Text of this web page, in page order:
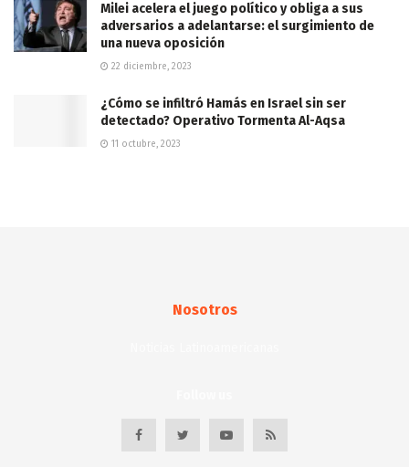
Milei acelera el juego político y obliga a sus
adversarios a adelantarse: el surgimiento de
una nueva oposición
22 diciembre, 2023
¿Cómo se infiltró Hamás en Israel sin ser
detectado? Operativo Tormenta Al-Aqsa
11 octubre, 2023
Nosotros